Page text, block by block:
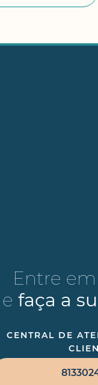
Entre
e faça a
CENTRAL DE